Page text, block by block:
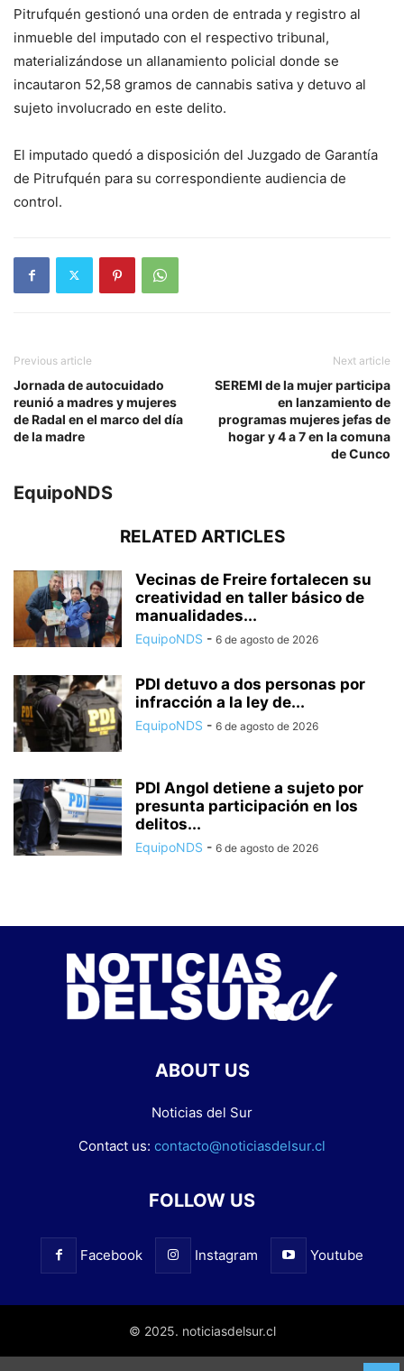
Pitrufquén gestionó una orden de entrada y registro al
inmueble del imputado con el respectivo tribunal,
materializándose un allanamiento policial donde se
incautaron 52,58 gramos de cannabis sativa y detuvo al
sujeto involucrado en este delito.
El imputado quedó a disposición del Juzgado de Garantía
de Pitrufquén para su correspondiente audiencia de
control.
Previous article
Jornada de autocuidado
reunió a madres y mujeres
de Radal en el marco del día
de la madre
Next article
SEREMI de la mujer participa
en lanzamiento de
programas mujeres jefas de
hogar y 4 a 7 en la comuna
de Cunco
EquipoNDS
RELATED ARTICLES
Vecinas de Freire fortalecen su
creatividad en taller básico de
manualidades...
EquipoNDS - 6 de agosto de 2026
PDI detuvo a dos personas por
infracción a la ley de...
EquipoNDS - 6 de agosto de 2026
PDI Angol detiene a sujeto por
presunta participación en los
delitos...
EquipoNDS - 6 de agosto de 2026
ABOUT US
Noticias del Sur
Contact us: contacto@noticiasdelsur.cl
FOLLOW US
Facebook Instagram Youtube
© 2025. noticiasdelsur.cl